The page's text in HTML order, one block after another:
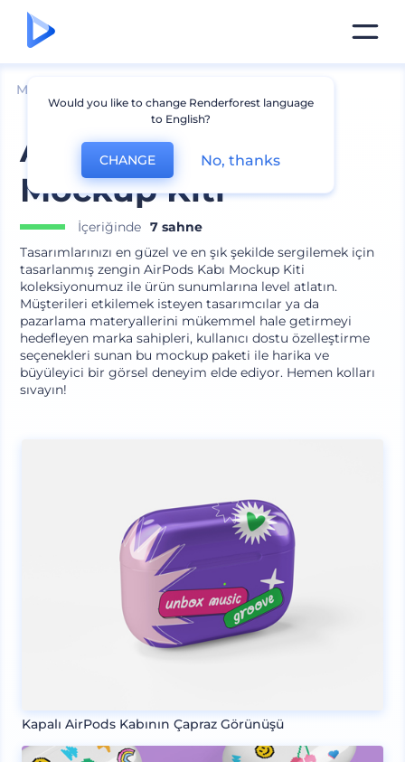
Mockuplar
AirPods Kabı
Mockup Kiti
İçeriğinde 7 sahne
Tasarımlarınızı en güzel ve en şık şekilde sergilemek için
tasarlanmış zengin AirPods Kabı Mockup Kiti
koleksiyonumuz ile ürün sunumlarına level atlatın.
Müşterileri etkilemek isteyen tasarımcılar ya da
pazarlama materyallerini mükemmel hale getirmeyi
hedefleyen marka sahipleri, kullanıcı dostu özelleştirme
seçenekleri sunan bu mockup paketi ile harika ve
büyüleyici bir görsel deneyim elde ediyor. Hemen kolları
sıvayın!
Kapalı AirPods Kabının Çapraz Görünüşü
Would you like to change Renderforest language
to English?
CHANGE No, thanks